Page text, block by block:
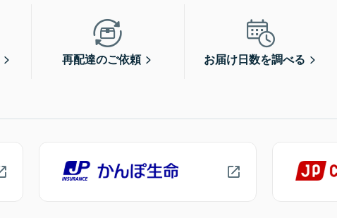
再配達のご依頼 お届け日数を調べる